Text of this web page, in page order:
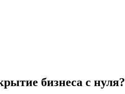
бизнеса с нуля?